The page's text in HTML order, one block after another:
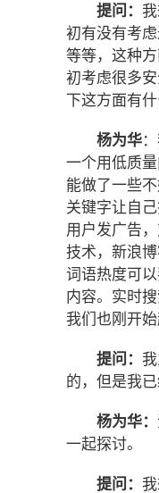
提问：
初有没有考
等等，这种
初考虑很多
下这方面有
杨为华
一个用低质
能做了一些
关键字让自
用户发广告
技术，新浪
词语热度可
内容。实时
我们也刚开始
提问：
的，但是我已
杨为华：
一起探讨。
提问：